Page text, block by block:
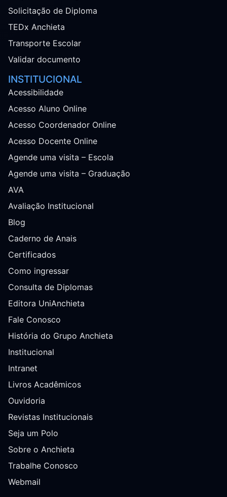
Solicitação de Diploma
TEDx Anchieta
Transporte Escolar
Validar documento
INSTITUCIONAL
Acessibilidade
Acesso Aluno Online
Acesso Coordenador Online
Acesso Docente Online
Agende uma visita – Escola
Agende uma visita – Graduação
AVA
Avaliação Institucional
Blog
Caderno de Anais
Certificados
Como ingressar
Consulta de Diplomas
Editora UniAnchieta
Fale Conosco
História do Grupo Anchieta
Institucional
Intranet
Livros Acadêmicos
Ouvidoria
Revistas Institucionais
Seja um Polo
Sobre o Anchieta
Trabalhe Conosco
Webmail